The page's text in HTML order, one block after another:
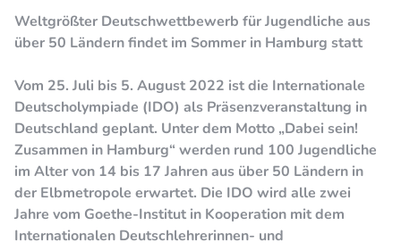
Weltgrößter Deutschwettbewerb für Jugendliche aus
über 50 Ländern findet im Sommer in Hamburg statt
Vom 25. Juli bis 5. August 2022 ist die Internationale
Deutscholympiade (IDO) als Präsenzveranstaltung in
Deutschland geplant. Unter dem Motto „Dabei sein!
Zusammen in Hamburg“ werden rund 100 Jugendliche
im Alter von 14 bis 17 Jahren aus über 50 Ländern in
der Elbmetropole erwartet. Die IDO wird alle zwei
Jahre vom Goethe-Institut in Kooperation mit dem
Internationalen Deutschlehrerinnen- und